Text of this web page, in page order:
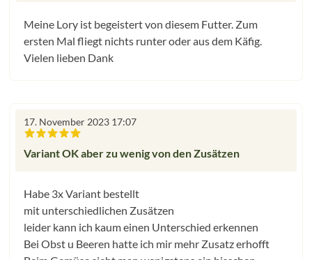
Meine Lory ist begeistert von diesem Futter. Zum
ersten Mal fliegt nichts runter oder aus dem Käfig.
Vielen lieben Dank
17. November 2023 17:07
Variant OK aber zu wenig von den Zusätzen
Habe 3x Variant bestellt
mit unterschiedlichen Zusätzen
leider kann ich kaum einen Unterschied erkennen
Bei Obst u Beeren hatte ich mir mehr Zusatz erhofft